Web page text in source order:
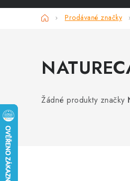
DomůProdávané značky
Žádné produkty značky